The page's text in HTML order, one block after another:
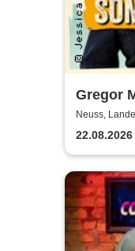
Gregor
2026
Neuss,
22.08.2026